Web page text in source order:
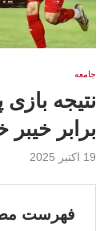
جامعه
نتیجه
برابر خیبر
19 اکتبر 2025
فهرست